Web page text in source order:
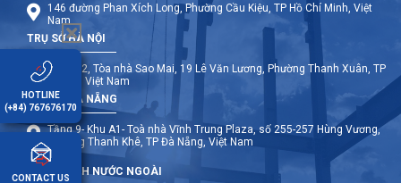
146 đường Phan Xích Long, Phường Cầu Kiệu, TP Hồ Chí Minh, Việt
Nam
TRỤ SỞ HÀ NỘI
Tầng 12, Tòa nhà Sao Mai, 19 Lê Văn Lương, Phường Thanh Xuân, TP
Hà Nội, Việt Nam
TRỤ SỞ ĐÀ NẴNG
Tầng 9- Khu A1- Toà nhà Vĩnh Trung Plaza, số 255-257 Hùng Vương,
Phường Thanh Khê, TP Đà Nẵng, Việt Nam
CHI NHÁNH NƯỚC NGOÀI
HOTLINE
(+84) 767676170
CONTACT US